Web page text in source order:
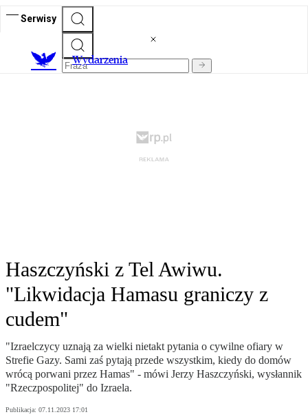
Serwisy
Wydarzenia
Haszczyński z Tel Awiwu.
"Likwidacja Hamasu graniczy z
cudem"
"Izraelczycy uznają za wielki nietakt pytania o cywilne ofiary w
Strefie Gazy. Sami zaś pytają przede wszystkim, kiedy do domów
wrócą porwani przez Hamas" - mówi Jerzy Haszczyński, wysłannik
"Rzeczpospolitej" do Izraela.
Publikacja: 07.11.2023 17:01